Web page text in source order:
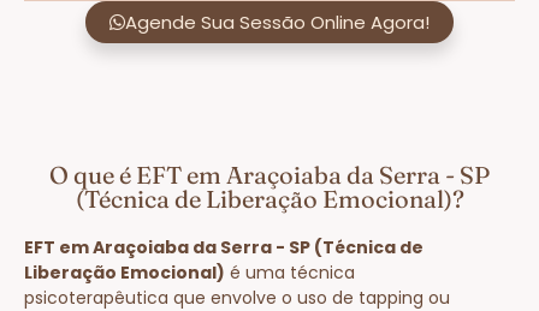
Agende Sua Sessão Online Agora!
O que é EFT em Araçoiaba da Serra - SP
(Técnica de Liberação Emocional)?
EFT em Araçoiaba da Serra - SP (Técnica de
Liberação Emocional) é uma técnica
psicoterapêutica que envolve o uso de tapping ou